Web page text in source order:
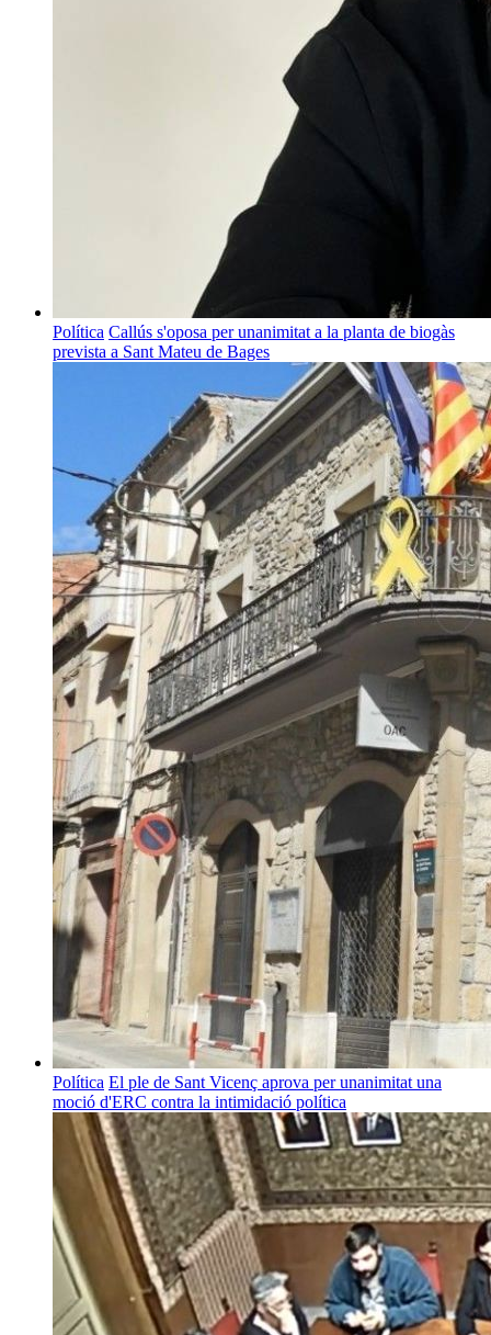
Política Callús s'oposa per unanimitat a la planta de biogàs
prevista a Sant Mateu de Bages
Política El ple de Sant Vicenç aprova per unanimitat una
moció d'ERC contra la intimidació política